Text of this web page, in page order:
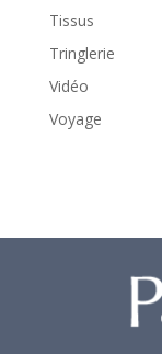
Tissus
Tringlerie
Vidéo
Voyage